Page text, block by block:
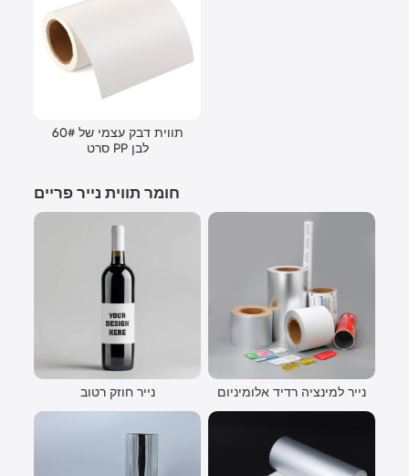
60# תווית דבק עצמי של
סרט PP לבן
חומר תווית נייר פריים
נייר חוזק רטוב נייר למינציה רדיד אלומיניום